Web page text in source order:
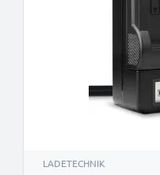
LADETECHNIK